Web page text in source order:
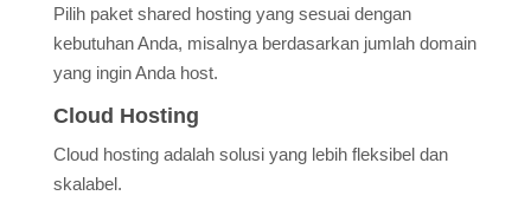
Pilih paket shared hosting yang sesuai dengan
kebutuhan Anda, misalnya berdasarkan jumlah domain
yang ingin Anda host.
Cloud Hosting
Cloud hosting adalah solusi yang lebih fleksibel dan
skalabel.